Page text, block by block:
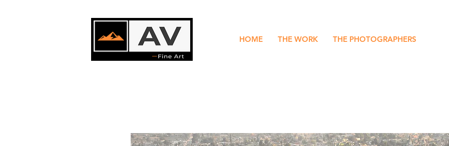
HOME THE WORK THE PHOTOGRAPHERS